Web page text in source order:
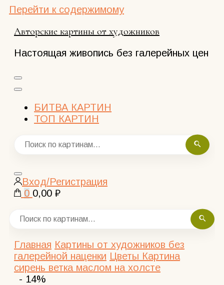
Перейти к содержимому
Авторские картины от художников
Настоящая живопись без галерейных цен
БИТВА КАРТИН
ТОП КАРТИН
Закрыть
поиск
Вход/Регистрация
0 0,00 ₽
Главная Картины от художников без
галерейной наценки Цветы Картина
сирень ветка маслом на холсте
- 14%